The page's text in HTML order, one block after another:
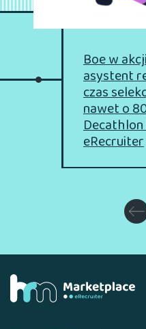
Boe w
asystent
czas
nawet o
eRecruiter